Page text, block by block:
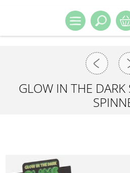
GLOW IN THE